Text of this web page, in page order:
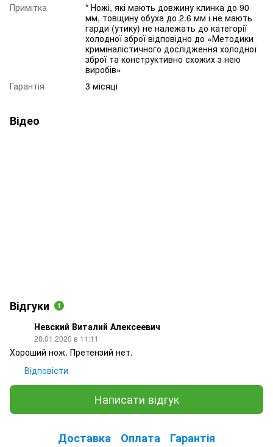
Примітка
* Ножі, які мають довжину клинка до 90
мм, товщину обуха до 2.6 мм і не мають
гарди (утику) не належать до категорії
холодної зброї відповідно до «Методики
криміналістичного дослідження холодної
зброї та конструктивно схожих з нею
виробів»
Гарантія
3 місяці
Відео
Відгуки 1
Невский Виталий Алексеевич
28.01.2020 в 11:11
Хороший нож. Претензий нет.
Відповісти
Написати відгук
Доставка Оплата Гарантія